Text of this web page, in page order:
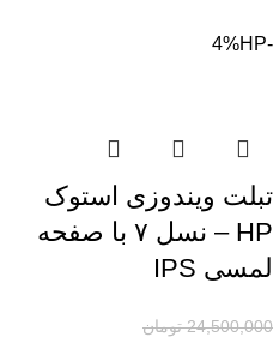
-4%
HP
تبلت ویندوزی استوک
HP – نسل ۷ با صفحه
لمسی IPS
24,500,000 تومان